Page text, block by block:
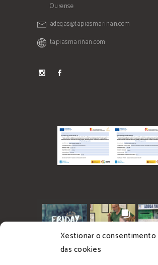
Xestionar o consentimento
das cookies
Ourense
adegas@tapiasmarinan.com
tapiasmariñan.com